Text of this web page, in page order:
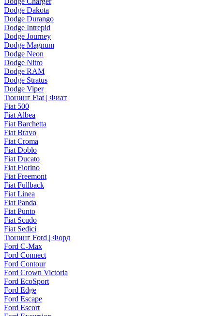
Dodge Dakota
Dodge Durango
Dodge Intrepid
Dodge Journey
Dodge Magnum
Dodge Neon
Dodge Nitro
Dodge RAM
Dodge Stratus
Dodge Viper
Тюнинг Fiat | Фиат
Fiat 500
Fiat Albea
Fiat Barchetta
Fiat Bravo
Fiat Croma
Fiat Doblo
Fiat Ducato
Fiat Fiorino
Fiat Freemont
Fiat Fullback
Fiat Linea
Fiat Panda
Fiat Punto
Fiat Scudo
Fiat Sedici
Тюнинг Ford | Форд
Ford C-Max
Ford Connect
Ford Contour
Ford Crown Victoria
Ford EcoSport
Ford Edge
Ford Escape
Ford Escort